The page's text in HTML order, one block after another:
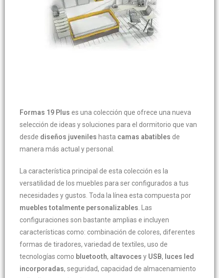
Formas 19 Plus es una colección que ofrece una nueva
selección de ideas y soluciones para el dormitorio que van
desde diseños juveniles hasta camas abatibles de
manera más actual y personal.
La característica principal de esta colección es la
versatilidad de los muebles para ser configurados a tus
necesidades y gustos. Toda la línea esta compuesta por
muebles totalmente personalizables. Las
configuraciones son bastante amplias e incluyen
características como: combinación de colores, diferentes
formas de tiradores, variedad de textiles, uso de
tecnologías como bluetooth, altavoces y USB, luces led
incorporadas, seguridad, capacidad de almacenamiento